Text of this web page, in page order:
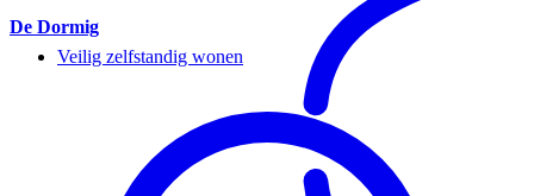
Veilig zelfstandig wonen
De Dormig